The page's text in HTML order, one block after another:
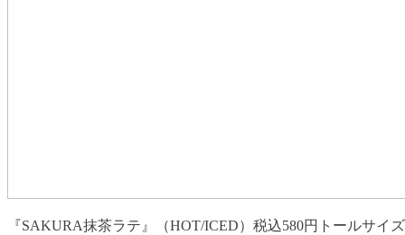
『SAKURA抹茶ラテ』（HOT/ICED）税込580円トールサイ